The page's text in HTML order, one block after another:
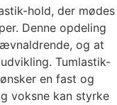
hold, der mødes
Denne opdeling
og at
Tumlastik-
en fast og
voksne kan styrke